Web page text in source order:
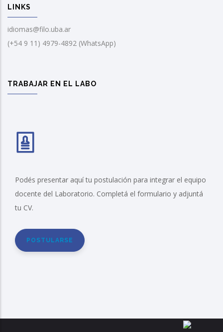
LINKS
idiomas@filo.uba.ar
(+54 9 11) 4979-4892 (WhatsApp)
TRABAJAR EN EL LABO
Podés presentar aquí tu postulación para integrar el equipo
docente del Laboratorio. Completá el formulario y adjuntá
tu CV.
POSTULARSE